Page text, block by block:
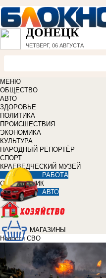
ДОНЕЦК
ЧЕТВЕРГ, 06 АВГУСТА
МЕНЮ
ОБЩЕСТВО
АВТО
ЗДОРОВЬЕ
ПОЛИТИКА
ПРОИСШЕСТВИЯ
ЭКОНОМИКА
КУЛЬТУРА
НАРОДНЫЙ РЕПОРТЁР
СПОРТ
КРАЕВЕДЧЕСКИЙ МУЗЕЙ
РАБОТА
СПРАВОЧНИК
АВТО
МАГАЗИНЫ
Новости СВО